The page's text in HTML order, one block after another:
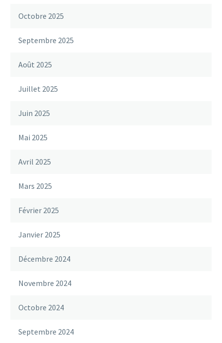
Octobre 2025
Septembre 2025
Août 2025
Juillet 2025
Juin 2025
Mai 2025
Avril 2025
Mars 2025
Février 2025
Janvier 2025
Décembre 2024
Novembre 2024
Octobre 2024
Septembre 2024